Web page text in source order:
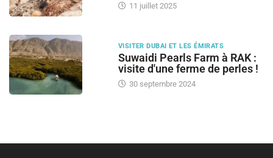
11 juillet 2025
VISITER DUBAI ET LES ÉMIRATS
Suwaidi Pearls Farm à RAK :
visite d'une ferme de perles !
30 septembre 2024